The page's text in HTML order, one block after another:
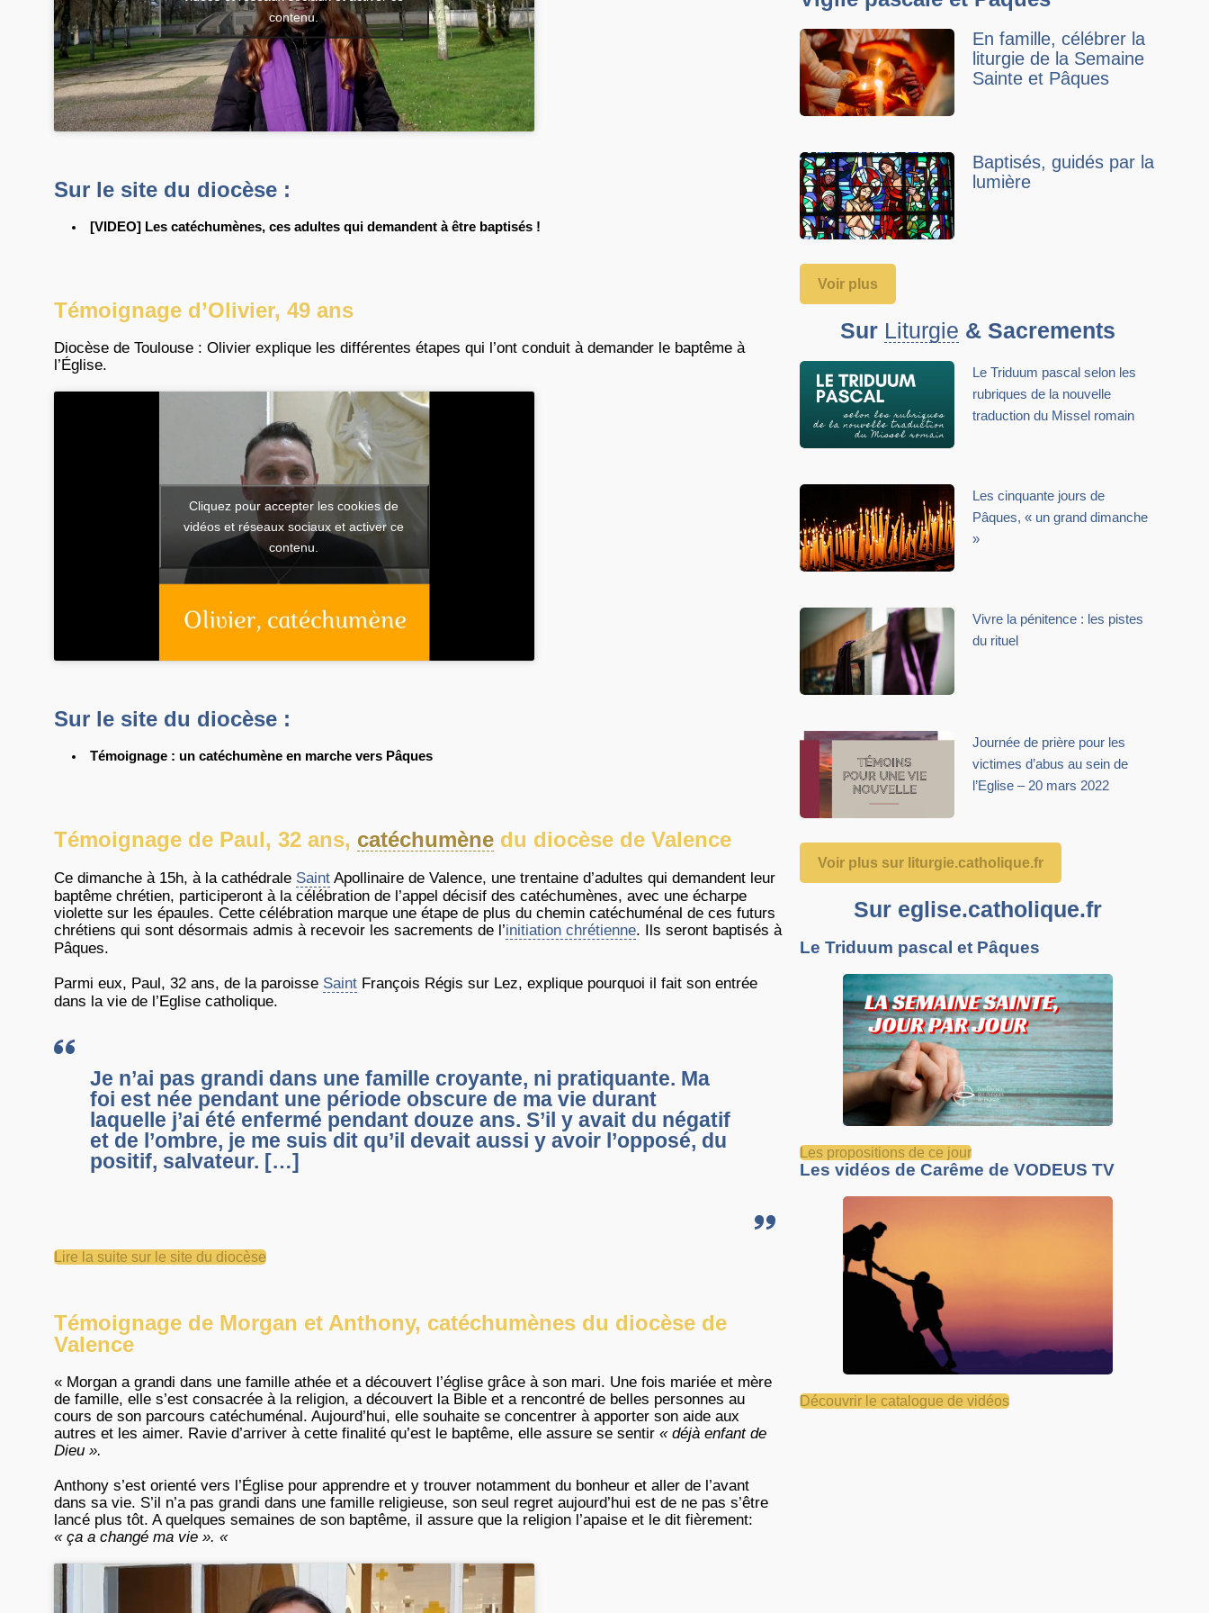
contenu.
Sur le site du diocèse :
[VIDEO] Les catéchumènes, ces adultes qui demandent à être baptisés !
Témoignage d’Olivier, 49 ans
Diocèse de Toulouse : Olivier explique les différentes étapes qui l’ont conduit à demander le baptême à
l’Église.
Cliquez pour accepter les cookies de
vidéos et réseaux sociaux et activer ce
contenu.
Sur le site du diocèse :
Témoignage : un catéchumène en marche vers Pâques
Témoignage de Paul, 32 ans, catéchumène du diocèse de Valence
Ce dimanche à 15h, à la cathédrale Saint Apollinaire de Valence, une trentaine d’adultes qui demandent leur
baptême chrétien, participeront à la célébration de l’appel décisif des catéchumènes, avec une écharpe
violette sur les épaules. Cette célébration marque une étape de plus du chemin catéchuménal de ces futurs
chrétiens qui sont désormais admis à recevoir les sacrements de l’initiation chrétienne. Ils seront baptisés à
Pâques.
Parmi eux, Paul, 32 ans, de la paroisse Saint François Régis sur Lez, explique pourquoi il fait son entrée
dans la vie de l’Eglise catholique.
Je n’ai pas grandi dans une famille croyante, ni pratiquante. Ma
foi est née pendant une période obscure de ma vie durant
laquelle j’ai été enfermé pendant douze ans. S’il y avait du négatif
et de l’ombre, je me suis dit qu’il devait aussi y avoir l’opposé, du
positif, salvateur. […]
Lire la suite sur le site du diocèse
Témoignage de Morgan et Anthony, catéchumènes du diocèse de
Valence
« Morgan a grandi dans une famille athée et a découvert l’église grâce à son mari. Une fois mariée et mère
de famille, elle s’est consacrée à la religion, a découvert la Bible et a rencontré de belles personnes au
cours de son parcours catéchuménal. Aujourd’hui, elle souhaite se concentrer à apporter son aide aux
autres et les aimer. Ravie d’arriver à cette finalité qu’est le baptême, elle assure se sentir « déjà enfant de
Dieu ».
Anthony s’est orienté vers l’Église pour apprendre et y trouver notamment du bonheur et aller de l’avant
dans sa vie. S’il n’a pas grandi dans une famille religieuse, son seul regret aujourd’hui est de ne pas s’être
lancé plus tôt. A quelques semaines de son baptême, il assure que la religion l’apaise et le dit fièrement:
« ça a changé ma vie ». «
En famille, célébrer la
liturgie de la Semaine
Sainte et Pâques
Baptisés, guidés par la
lumière
Voir plus
Sur Liturgie & Sacrements
Le Triduum pascal selon les
rubriques de la nouvelle
traduction du Missel romain
Les cinquante jours de
Pâques, « un grand dimanche
»
Vivre la pénitence : les pistes
du rituel
Journée de prière pour les
victimes d’abus au sein de
l’Eglise – 20 mars 2022
Voir plus sur liturgie.catholique.fr
Sur eglise.catholique.fr
Le Triduum pascal et Pâques
Les propositions de ce jour
Les vidéos de Carême de VODEUS TV
Découvrir le catalogue de vidéos